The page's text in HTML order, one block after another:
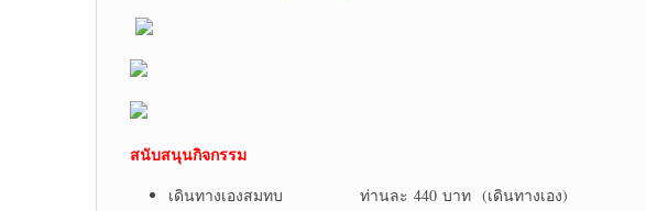
สนับสนุนกิจกรรม
เดินทางเองสมทบ ท่านละ 440 บาท (เดินทางเอง)